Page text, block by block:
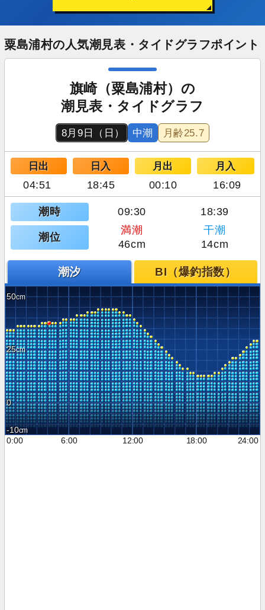
粟島浦村の人気潮見表・タイドグラフポイント
旗崎（粟島浦村）の
潮見表・タイドグラフ
8月9日（日） 中潮 月齢25.7
日出 日入 月出 月入
04:51 18:45 00:10 16:09
潮時 09:30 18:39
潮位
満潮
干潮
46cm
14cm
潮汐 BI（爆釣指数）
50
25
0
-10
0:00
6:00 12:00 18:00 24:00